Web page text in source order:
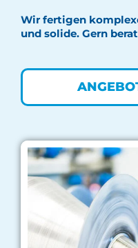
Wir fertigen
und solide. Gern